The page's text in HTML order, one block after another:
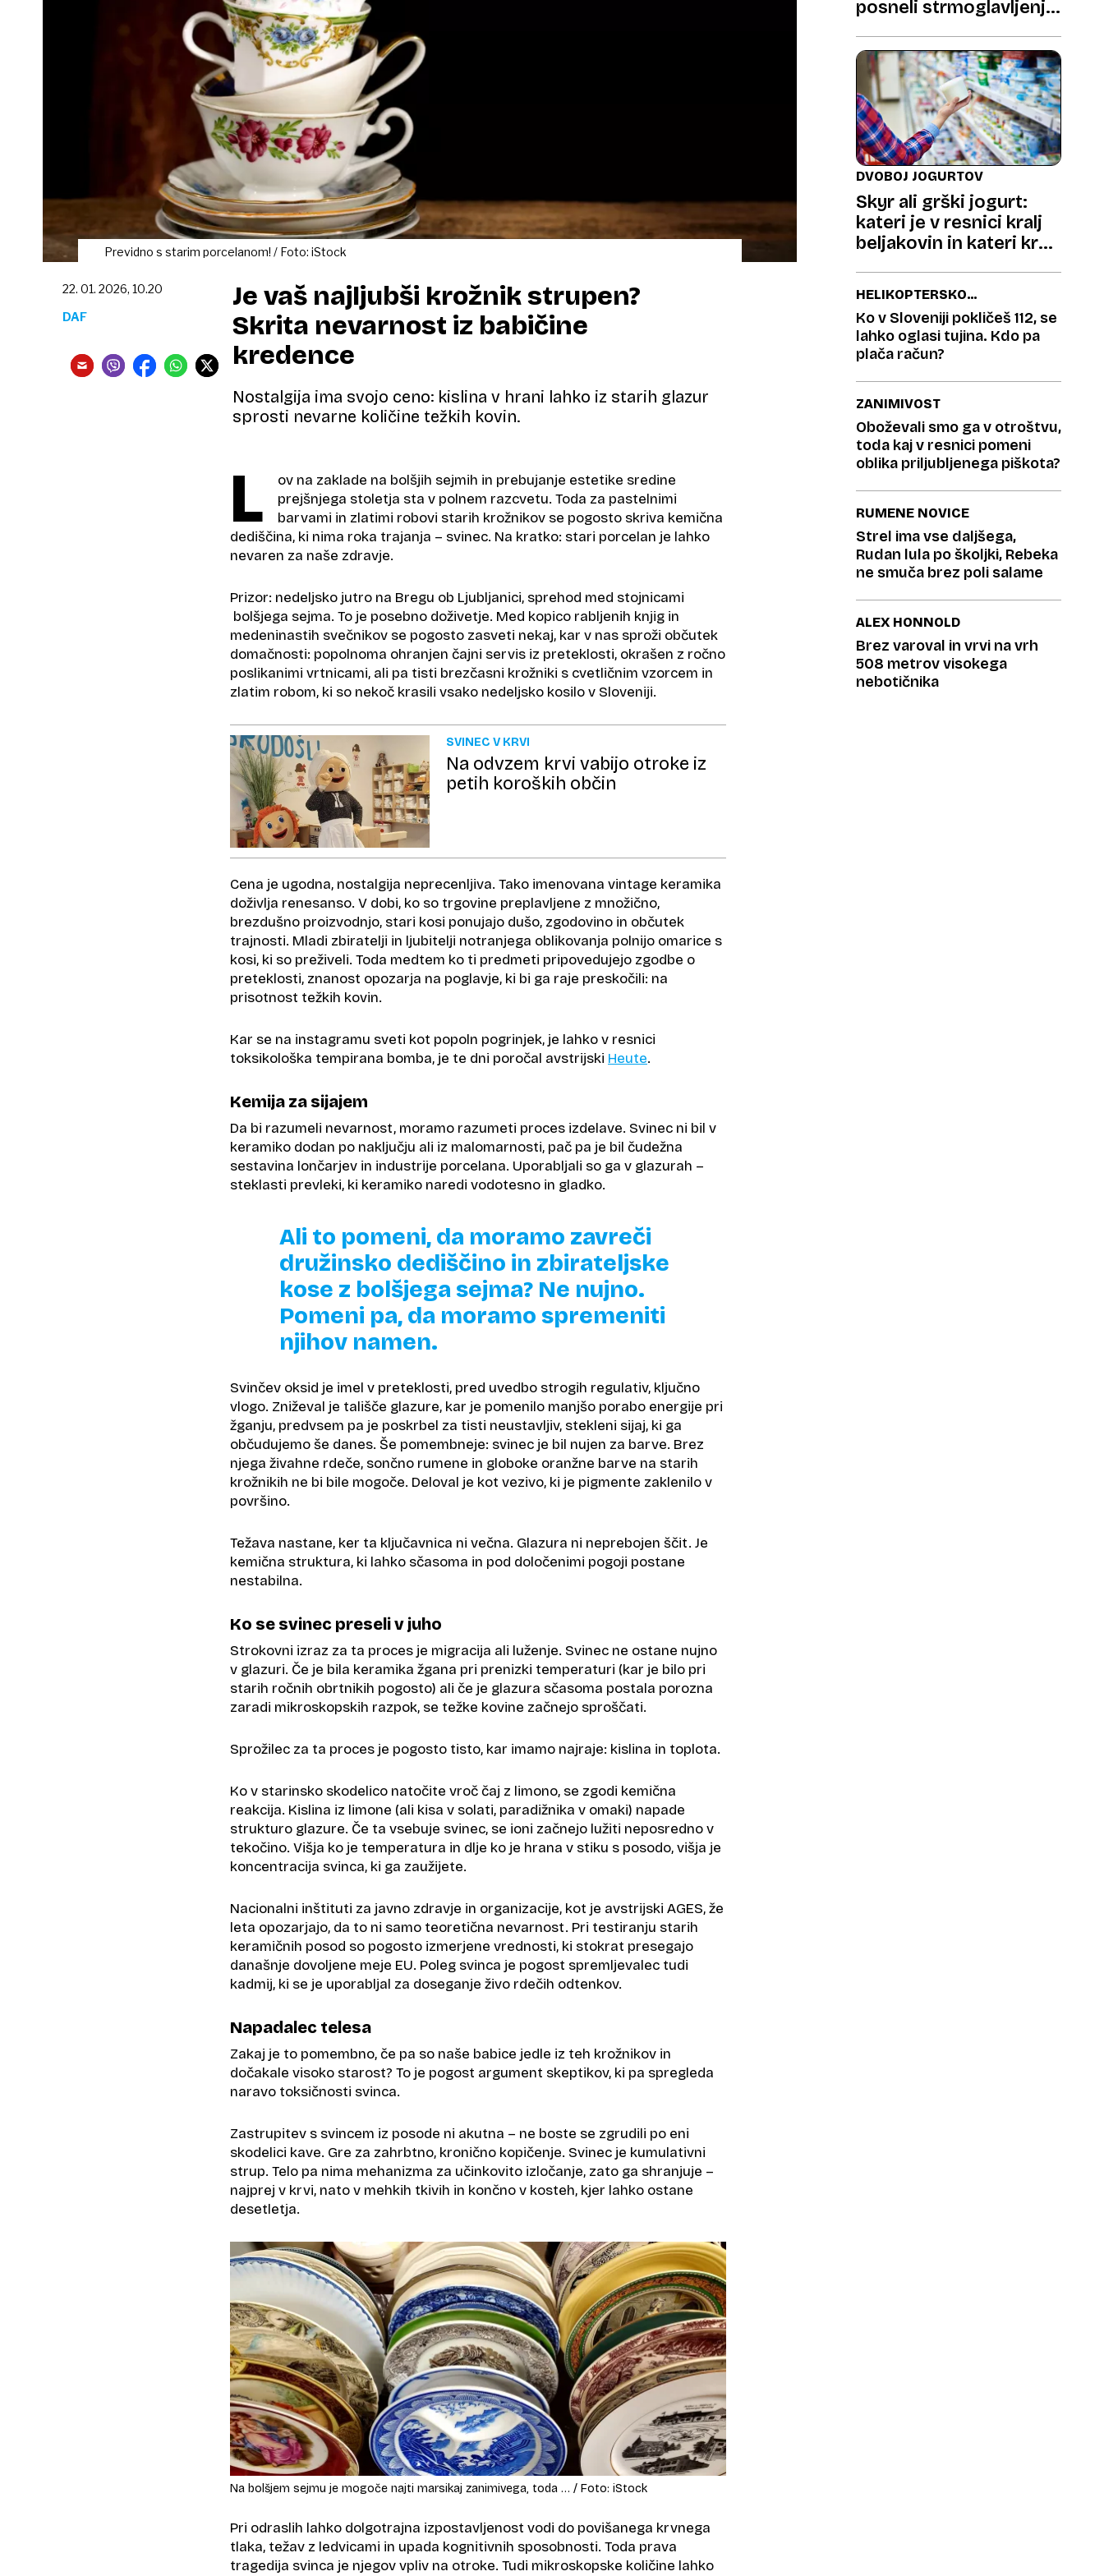
Previdno s starim porcelanom! / Foto: iStock
Je vaš najljubši krožnik strupen?
Skrita nevarnost iz babičine
kredence
Nostalgija ima svojo ceno: kislina v hrani lahko iz starih glazur
sprosti nevarne količine težkih kovin.
22. 01. 2026, 10.20
DAF
L
ov na zaklade na bolšjih sejmih in prebujanje estetike sredine
prejšnjega stoletja sta v polnem razcvetu. Toda za pastelnimi
barvami in zlatimi robovi starih krožnikov se pogosto skriva kemična
dediščina, ki nima roka trajanja – svinec. Na kratko: stari porcelan je lahko
nevaren za naše zdravje.
Prizor: nedeljsko jutro na Bregu ob Ljubljanici, sprehod med stojnicami
bolšjega sejma. To je posebno doživetje. Med kopico rabljenih knjig in
medeninastih svečnikov se pogosto zasveti nekaj, kar v nas sproži občutek
domačnosti: popolnoma ohranjen čajni servis iz preteklosti, okrašen z ročno
poslikanimi vrtnicami, ali pa tisti brezčasni krožniki s cvetličnim vzorcem in
zlatim robom, ki so nekoč krasili vsako nedeljsko kosilo v Sloveniji.
SVINEC V KRVI
Na odvzem krvi vabijo otroke iz
petih koroških občin
Cena je ugodna, nostalgija neprecenljiva. Tako imenovana vintage keramika
doživlja renesanso. V dobi, ko so trgovine preplavljene z množično,
brezdušno proizvodnjo, stari kosi ponujajo dušo, zgodovino in občutek
trajnosti. Mladi zbiratelji in ljubitelji notranjega oblikovanja polnijo omarice s
kosi, ki so preživeli. Toda medtem ko ti predmeti pripovedujejo zgodbe o
preteklosti, znanost opozarja na poglavje, ki bi ga raje preskočili: na
prisotnost težkih kovin.
Kar se na instagramu sveti kot popoln pogrinjek, je lahko v resnici
toksikološka tempirana bomba, je te dni poročal avstrijski Heute.
Kemija za sijajem
Da bi razumeli nevarnost, moramo razumeti proces izdelave. Svinec ni bil v
keramiko dodan po naključju ali iz malomarnosti, pač pa je bil čudežna
sestavina lončarjev in industrije porcelana. Uporabljali so ga v glazurah –
steklasti prevleki, ki keramiko naredi vodotesno in gladko.
Ali to pomeni, da moramo zavreči
družinsko dediščino in zbirateljske
kose z bolšjega sejma? Ne nujno.
Pomeni pa, da moramo spremeniti
njihov namen.
Svinčev oksid je imel v preteklosti, pred uvedbo strogih regulativ, ključno
vlogo. Zniževal je tališče glazure, kar je pomenilo manjšo porabo energije pri
žganju, predvsem pa je poskrbel za tisti neustavljiv, stekleni sijaj, ki ga
občudujemo še danes. Še pomembneje: svinec je bil nujen za barve. Brez
njega živahne rdeče, sončno rumene in globoke oranžne barve na starih
krožnikih ne bi bile mogoče. Deloval je kot vezivo, ki je pigmente zaklenilo v
površino.
Težava nastane, ker ta ključavnica ni večna. Glazura ni neprebojen ščit. Je
kemična struktura, ki lahko sčasoma in pod določenimi pogoji postane
nestabilna.
Ko se svinec preseli v juho
Strokovni izraz za ta proces je migracija ali luženje. Svinec ne ostane nujno
v glazuri. Če je bila keramika žgana pri prenizki temperaturi (kar je bilo pri
starih ročnih obrtnikih pogosto) ali če je glazura sčasoma postala porozna
zaradi mikroskopskih razpok, se težke kovine začnejo sproščati.
Sprožilec za ta proces je pogosto tisto, kar imamo najraje: kislina in toplota.
Ko v starinsko skodelico natočite vroč čaj z limono, se zgodi kemična
reakcija. Kislina iz limone (ali kisa v solati, paradižnika v omaki) napade
strukturo glazure. Če ta vsebuje svinec, se ioni začnejo lužiti neposredno v
tekočino. Višja ko je temperatura in dlje ko je hrana v stiku s posodo, višja je
koncentracija svinca, ki ga zaužijete.
Nacionalni inštituti za javno zdravje in organizacije, kot je avstrijski AGES, že
leta opozarjajo, da to ni samo teoretična nevarnost. Pri testiranju starih
keramičnih posod so pogosto izmerjene vrednosti, ki stokrat presegajo
današnje dovoljene meje EU. Poleg svinca je pogost spremljevalec tudi
kadmij, ki se je uporabljal za doseganje živo rdečih odtenkov.
Napadalec telesa
Zakaj je to pomembno, če pa so naše babice jedle iz teh krožnikov in
dočakale visoko starost? To je pogost argument skeptikov, ki pa spregleda
naravo toksičnosti svinca.
Zastrupitev s svincem iz posode ni akutna – ne boste se zgrudili po eni
skodelici kave. Gre za zahrbtno, kronično kopičenje. Svinec je kumulativni
strup. Telo pa nima mehanizma za učinkovito izločanje, zato ga shranjuje –
najprej v krvi, nato v mehkih tkivih in končno v kosteh, kjer lahko ostane
desetletja.
Na bolšjem sejmu je mogoče najti marsikaj zanimivega, toda … / Foto: iStock
Pri odraslih lahko dolgotrajna izpostavljenost vodi do povišanega krvnega
tlaka, težav z ledvicami in upada kognitivnih sposobnosti. Toda prava
tragedija svinca je njegov vpliv na otroke. Tudi mikroskopske količine lahko
posneli strmoglavljenje
DVOBOJ JOGURTOV
Skyr ali grški jogurt:
kateri je v resnici kralj
beljakovin in kateri kralj
HELIKOPTERSKO
REŠEVANJE
Ko v Sloveniji pokličeš 112, se
lahko oglasi tujina. Kdo pa
plača račun?
ZANIMIVOST
Oboževali smo ga v otroštvu,
toda kaj v resnici pomeni
oblika priljubljenega piškota?
RUMENE NOVICE
Strel ima vse daljšega,
Rudan lula po školjki, Rebeka
ne smuča brez poli salame
ALEX HONNOLD
Brez varoval in vrvi na vrh
508 metrov visokega
nebotičnika